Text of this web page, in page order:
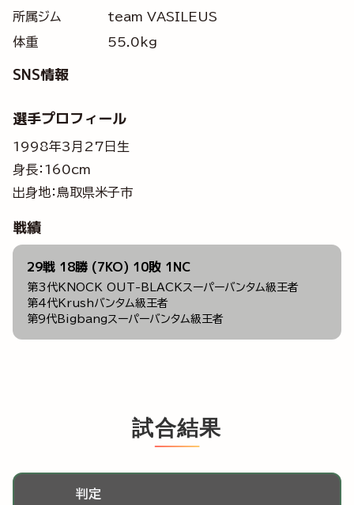
所属ジム
team VASILEUS
体重
55.0kg
SNS情報
選手プロフィール
1998年3月27日生
身長：160cm
出身地：鳥取県米子市
戦績
29戦 18勝 (7KO) 10敗 1NC
第3代KNOCK OUT-BLACKスーパーバンタム級王者
第4代Krushバンタム級王者
第9代Bigbangスーパーバンタム級王者
試合結果
判定